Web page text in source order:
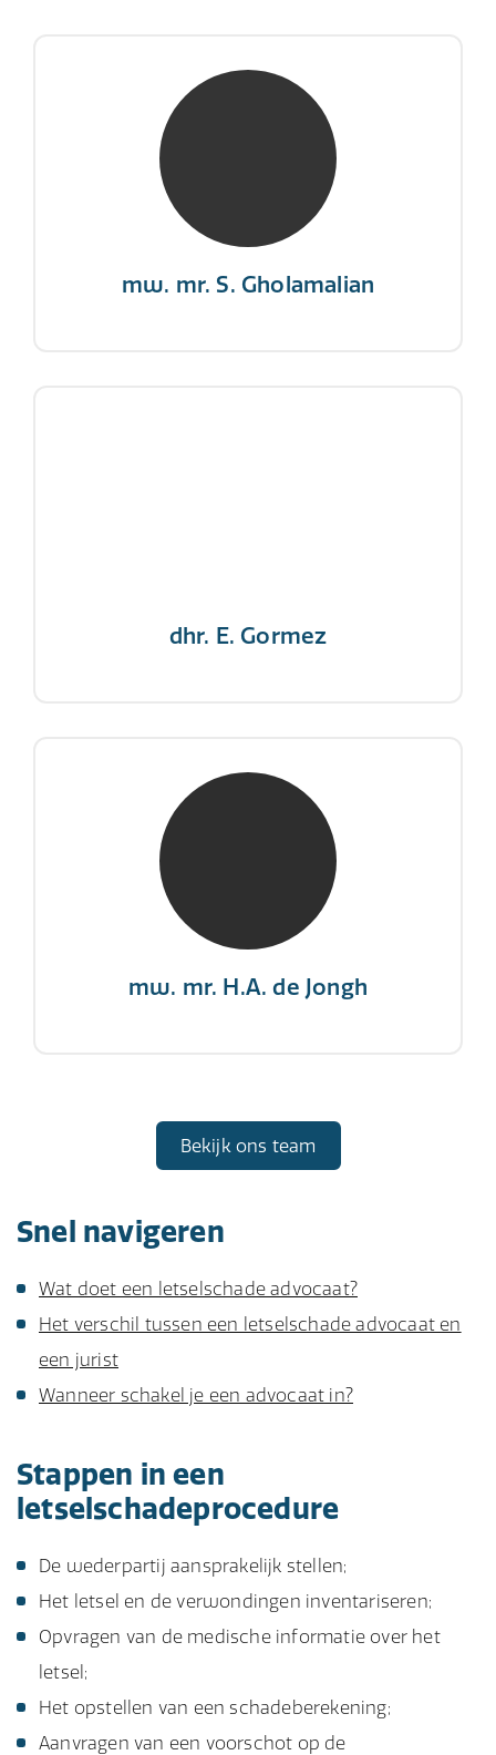
mw. mr. S. Gholamalian
mw. mr. S. Gholamalian
NIVRE Register-Expert
“Als je de richting van de wind niet kunt
veranderen, verander dan de stand van je
dhr. E. Gormez
mw. mr. H.A. de Jongh
mw. mr. H.A. de Jongh
NIVRE Register-Expert
"There is no elevator to succes, you need to
Bekijk ons team
Snel navigeren
Wat doet een letselschade advocaat?
Het verschil tussen een letselschade advocaat en
een jurist
Wanneer schakel je een advocaat in?
Stappen in een
letselschadeprocedure
De wederpartij aansprakelijk stellen;
Het letsel en de verwondingen inventariseren;
Opvragen van de medische informatie over het
letsel;
Het opstellen van een schadeberekening;
Aanvragen van een voorschot op de